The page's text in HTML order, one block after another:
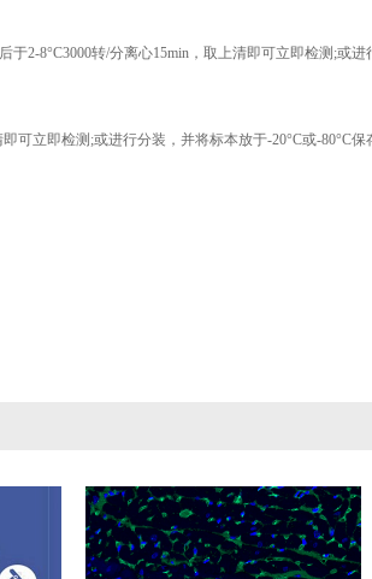
8°C3000转/分离心15min，取上清即可立即检测;或进
立即检测;或进行分装，并将标本放于-20°C或-80°C